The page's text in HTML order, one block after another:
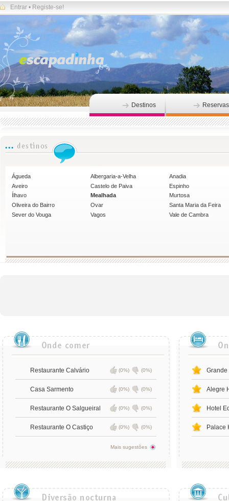
Entrar • Registe-se!
Destinos Reservas
Águeda Albergaria-a-Velha
Anadia
Aveiro
Castelo de Paiva
Espinho
Ílhavo
Mealhada
Murtosa
Oliveira do Bairro
Ovar
Santa Maria da Feira
Sever do Vouga
Vagos Vale de Cambra
Restaurante Calvário (0%) (0%)
Casa Sarmento (0%) (0%)
Restaurante O Salgueiral (0%) (0%)
Restaurante O Castiço (0%) (0%)
Mais sugestões
Grande
Alegre
Hotel
Palace